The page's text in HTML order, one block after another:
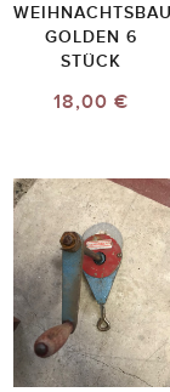
GOLDEN 6
STÜCK
18,00 €